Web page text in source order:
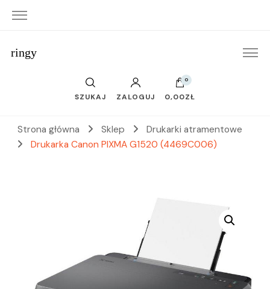
ringy
SZUKAJ ZALOGUJ
0
0,00ZŁ
Strona główna Sklep
Drukarki atramentowe
Drukarka Canon PIXMA G1520 (4469C006)